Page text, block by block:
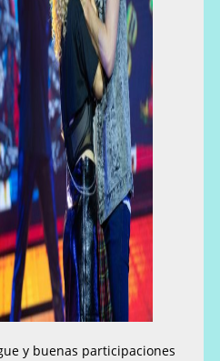
y buenas participaciones